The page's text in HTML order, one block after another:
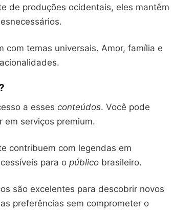
de produções ocidentais, eles mantêm
com temas universais. Amor, família e
a esses conteúdos. Você pode
em serviços premium.
contribuem com legendas em
para o público brasileiro.
são excelentes para descobrir novos
preferências sem comprometer o